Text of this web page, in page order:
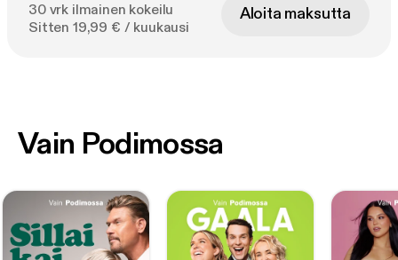
30 vrk ilmainen kokeilu
Sitten 19,99 € / kuukausi
Aloita maksutta
Vain Podimossa